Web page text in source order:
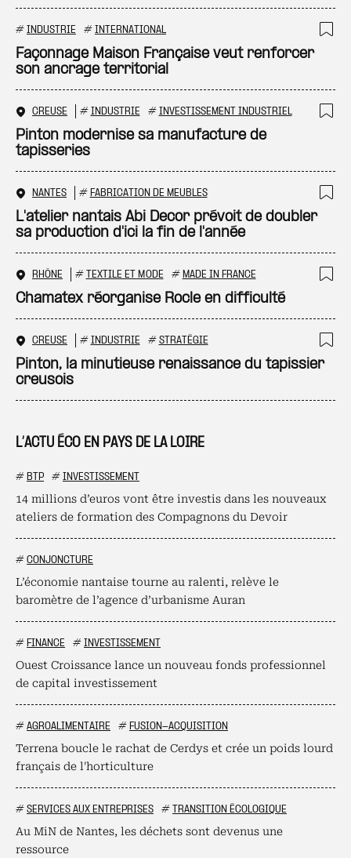
L’ACTU ÉCO EN PAYS DE LA LOIRE
# BTP # INVESTISSEMENT
14 millions d’euros vont être investis dans les nouveaux
ateliers de formation des Compagnons du Devoir
# CONJONCTURE
L’économie nantaise tourne au ralenti, relève le
baromètre de l’agence d’urbanisme Auran
# FINANCE # INVESTISSEMENT
Ouest Croissance lance un nouveau fonds professionnel
de capital investissement
# AGROALIMENTAIRE # FUSION-ACQUISITION
Terrena boucle le rachat de Cerdys et crée un poids lourd
français de l'horticulture
# SERVICES AUX ENTREPRISES # TRANSITION ÉCOLOGIQUE
Au MiN de Nantes, les déchets sont devenus une
ressource
# INDUSTRIE # INTERNATIONAL
Façonnage Maison Française veut renforcer
son ancrage territorial
CREUSE # INDUSTRIE # INVESTISSEMENT INDUSTRIEL
Pinton modernise sa manufacture de
tapisseries
NANTES # FABRICATION DE MEUBLES
L'atelier nantais Abi Decor prévoit de doubler
sa production d'ici la fin de l'année
RHÔNE # TEXTILE ET MODE # MADE IN FRANCE
Chamatex réorganise Rocle en difficulté
CREUSE # INDUSTRIE # STRATÉGIE
Pinton, la minutieuse renaissance du tapissier
creusois